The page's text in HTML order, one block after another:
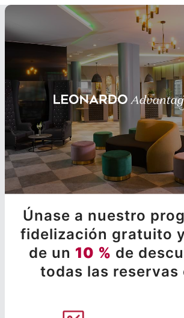
Únase a nuestro
fidelización gratuito
de un 10 % de
todas las reservas